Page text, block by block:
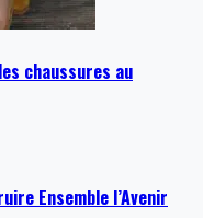
chaussures au
Ensemble l’Avenir